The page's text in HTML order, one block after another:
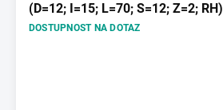
(D=12; I=15; L=70; S=12; Z=2; RH)
DOSTUPNOST NA DOTAZ